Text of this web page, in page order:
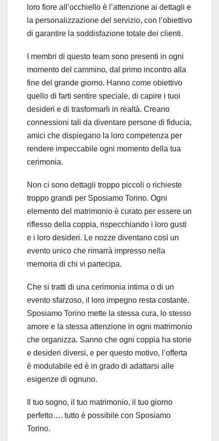
loro fiore all’occhiello è l’attenzione ai dettagli e
la personalizzazione del servizio, con l’obiettivo
di garantire la soddisfazione totale dei clienti.
I membri di questo team sono presenti in ogni
momento del cammino, dal primo incontro alla
fine del grande giorno. Hanno come obiettivo
quello di farti sentire speciale, di capire i tuoi
desideri e di trasformarli in realtà. Creano
connessioni tali da diventare persone di fiducia,
amici che dispiegano la loro competenza per
rendere impeccabile ogni momento della tua
cerimonia.
Non ci sono dettagli troppo piccoli o richieste
troppo grandi per Sposiamo Torino. Ogni
elemento del matrimonio è curato per essere un
riflesso della coppia, rispecchiando i loro gusti
e i loro desideri. Le nozze diventano così un
evento unico che rimarrà impresso nella
memoria di chi vi partecipa.
Che si tratti di una cerimonia intima o di un
evento sfarzoso, il loro impegno resta costante.
Sposiamo Torino mette la stessa cura, lo stesso
amore e la stessa attenzione in ogni matrimonio
che organizza. Sanno che ogni coppia ha storie
e desideri diversi, e per questo motivo, l’offerta
è modulabile ed è in grado di adattarsi alle
esigenze di ognuno.
Il tuo sogno, il tuo matrimonio, il tuo giorno
perfetto…. tutto è possibile con Sposiamo
Torino.